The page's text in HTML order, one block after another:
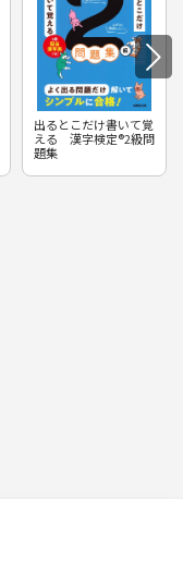
出るとこだけ書いて覚
える 漢字検定®2級問
題集